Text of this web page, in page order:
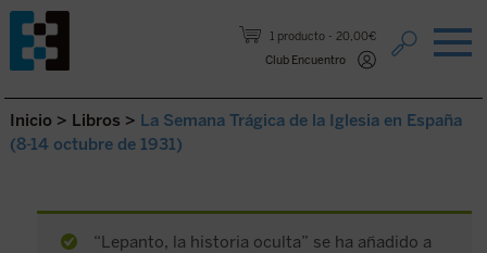
1 producto
20,00€
Club Encuentro
Saltar al contenido.
Inicio > Libros > La Semana Trágica de la Iglesia en España
(8-14 octubre de 1931)
“Lepanto, la historia oculta” se ha añadido a